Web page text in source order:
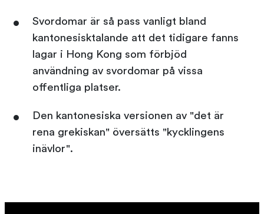
Svordomar är så pass vanligt bland
kantonesisktalande att det tidigare fanns
lagar i Hong Kong som förbjöd
användning av svordomar på vissa
offentliga platser.
Den kantonesiska versionen av "det är
rena grekiskan" översätts "kycklingens
inävlor".